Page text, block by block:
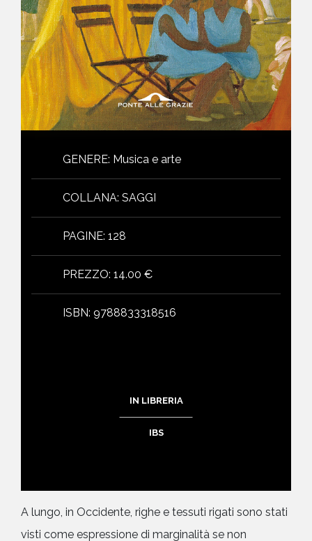
GENERE: Musica e arte
COLLANA: SAGGI
PAGINE: 128
PREZZO: 14.00 €
ISBN: 9788833318516
IN LIBRERIA
IBS
A lungo, in Occidente, righe e tessuti rigati sono stati
visti come espressione di marginalità se non